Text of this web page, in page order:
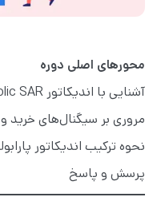
محورهای اصلی دوره
آشنایی با اندیکاتور parabolic SAR
مروری بر سیگنال‌های خرید
نحوه ترکیب اندیکاتور
پرسش و پاسخ